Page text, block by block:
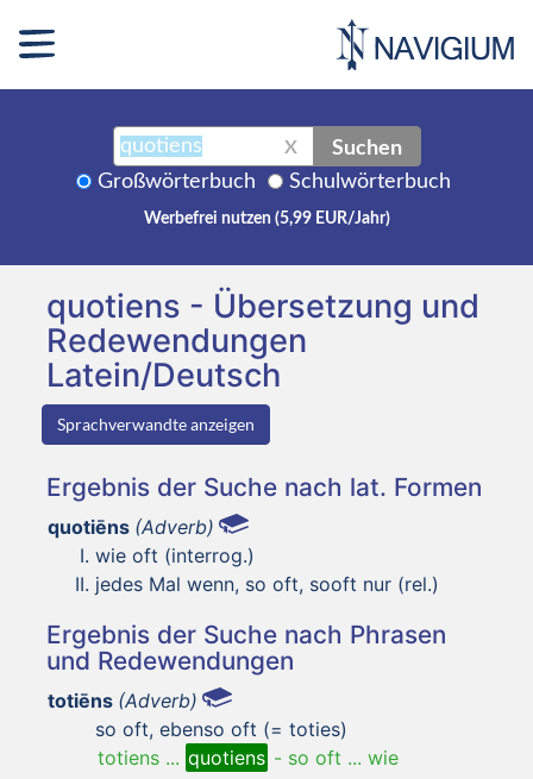
X Suchen
Großwörterbuch Schulwörterbuch
Werbefrei nutzen (5,99 EUR/Jahr)
quotiens - Übersetzung und
Redewendungen
Latein/Deutsch
Sprachverwandte anzeigen
Ergebnis der Suche nach lat. Formen
quotiēns (Adverb)
wie oft (interrog.)
jedes Mal wenn, so oft, sooft nur (rel.)
Ergebnis der Suche nach Phrasen
und Redewendungen
totiēns (Adverb)
so oft, ebenso oft (= toties)
totiens ... quotiens - so oft ... wie